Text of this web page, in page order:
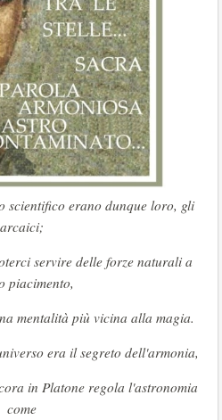
scientifico erano dunque loro, gli
arcaici;
servire delle forze naturali a
piacimento,
mentalità più vicina alla magia.
era il segreto dell'armonia,
in Platone regola l'astronomia
come